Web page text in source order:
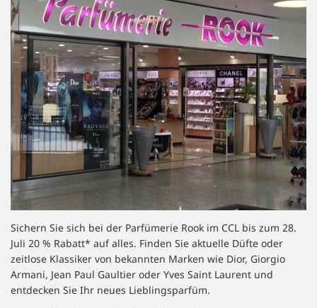
Sichern Sie sich bei der Parfümerie Rook im CCL bis zum 28.
Juli 20 % Rabatt* auf alles. Finden Sie aktuelle Düfte oder
zeitlose Klassiker von bekannten Marken wie Dior, Giorgio
Armani, Jean Paul Gaultier oder Yves Saint Laurent und
entdecken Sie Ihr neues Lieblingsparfüm.